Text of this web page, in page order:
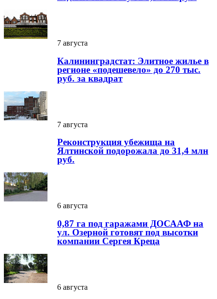
7 августа
Калининградстат: Элитное жилье в
регионе «подешевело» до 270 тыс.
руб. за квадрат
7 августа
Реконструкция убежища на
Ялтинской подорожала до 31,4 млн
руб.
6 августа
0,87 га под гаражами ДОСААФ на
ул. Озерной готовят под высотки
компании Сергея Креца
6 августа